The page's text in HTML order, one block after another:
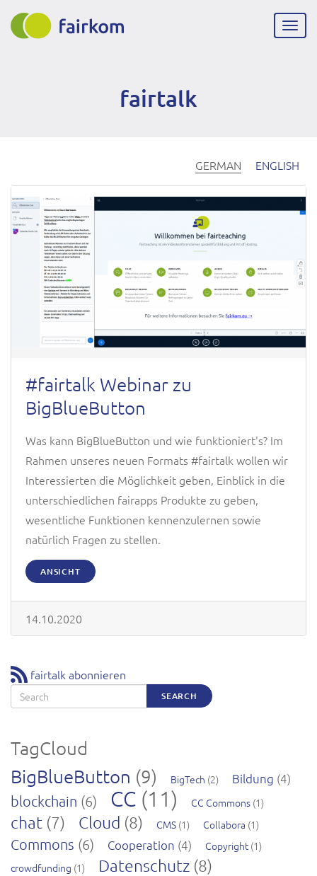
Direkt
zum
fairtalk
GERMAN ENGLISH
#fairtalk Webinar zu
BigBlueButton
Was kann BigBlueButton und wie funktioniert's? Im
Rahmen unseres neuen Formats #fairtalk wollen wir
Interessierten die Möglichkeit geben, Einblick in die
unterschiedlichen fairapps Produkte zu geben,
wesentliche Funktionen kennenzulernen sowie
natürlich Fragen zu stellen.
ANSICHT
14.10.2020
fairtalk abonnieren
Search SEARCH
TagCloud
BigBlueButton (9) BigTech (2) Bildung (4)
blockchain (6) CC (11) CC Commons (1)
chat (7) Cloud (8) CMS (1) Collabora (1)
Commons (6) Cooperation (4) Copyright (1)
crowdfunding (1) Datenschutz (8)